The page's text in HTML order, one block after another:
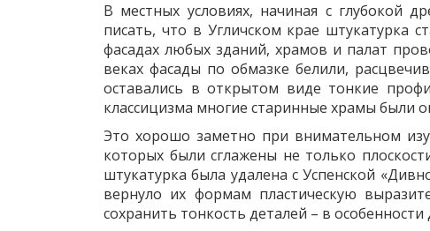
В местных условиях, начиная с глубокой
писать, что в Угличском крае штукатурка
фасадах любых зданий, храмов и палат
веках фасады по обмазке белили,
оставались в открытом виде тонкие
классицизма многие старинные храмы были
Это хорошо заметно при внимательном
которых были сглажены не только
штукатурка была удалена с Успенской
вернуло их формам пластическую
сохранить тонкость деталей – в